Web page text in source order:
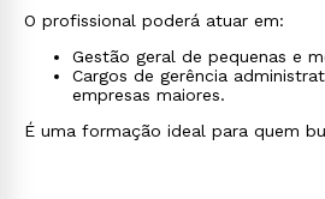
O profissional poderá atuar em:
Gestão geral de pequenas e
Cargos de gerência
empresas maiores.
É uma formação ideal para quem